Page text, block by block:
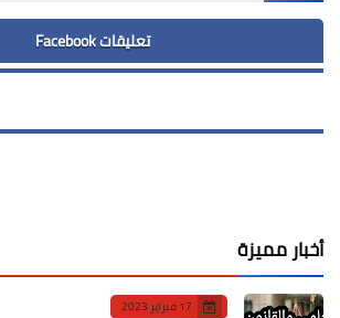
تعليقات Facebook
أخبار مميزة
17 فبراير 2023